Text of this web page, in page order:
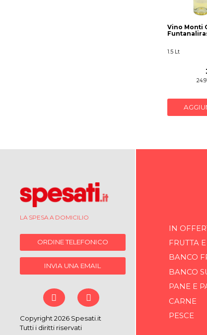
Vino Monti
1.5 Lt
LA SPESA A DOMICILIO
ORDINE TELEFONICO
INVIA UNA EMAIL
Copyright 2026 Spesati.it
Tutti i diritti riservati
IN
FRUTTA
BANCO
BANCO
PANE E
CARNE
PESCE